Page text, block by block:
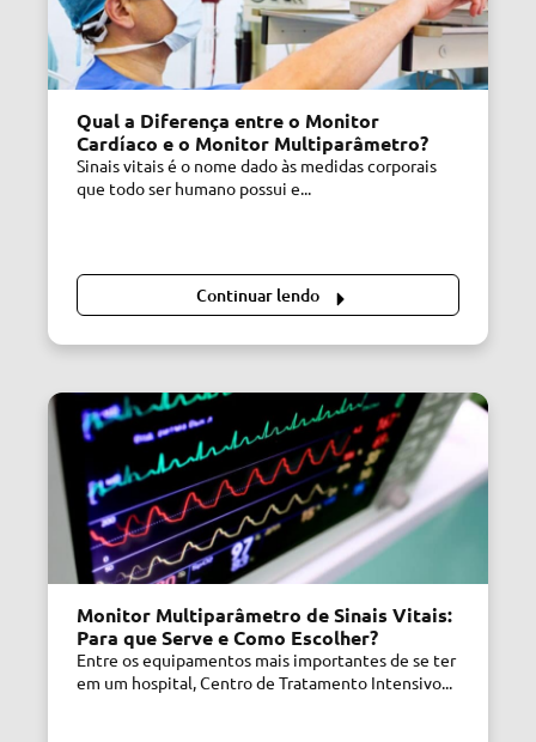
Qual a Diferença entre o Monitor
Cardíaco e o Monitor Multiparâmetro?
Sinais vitais é o nome dado às medidas corporais
que todo ser humano possui e...
Continuar lendo
Monitor Multiparâmetro de Sinais Vitais:
Para que Serve e Como Escolher?
Entre os equipamentos mais importantes de se ter
em um hospital, Centro de Tratamento Intensivo...